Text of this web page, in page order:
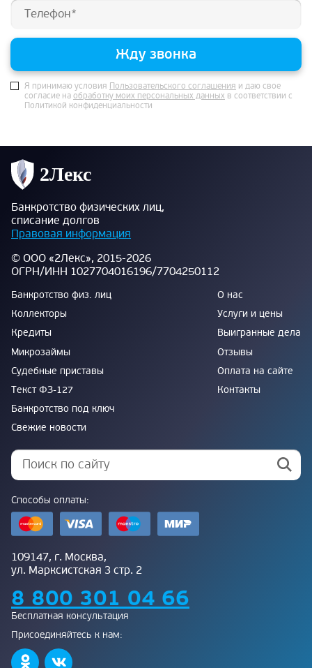
Жду звонка
Я принимаю условия Пользовательского соглашения и даю свое
согласие на обработку моих персональных данных в соответствии с
Политикой конфиденциальности
Банкротство физических лиц,
списание долгов
Правовая информация
© ООО «2Лекс», 2015-2026
ОГРН/ИНН 1027704016196/7704250112
Банкротство физ. лиц
Коллекторы
Кредиты
Микрозаймы
Судебные приставы
Текст ФЗ-127
Банкротство под ключ
Свежие новости
О нас
Услуги и цены
Выигранные дела
Отзывы
Оплата на сайте
Контакты
Способы оплаты:
109147, г. Москва,
ул. Марксистская 3 стр. 2
8 800 301 04 66
Бесплатная консультация
Присоединяйтесь к нам: